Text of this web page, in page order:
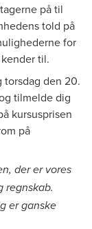
på til
told på
for
til.
torsdag den 20.
tilmelde dig
kursusprisen
på
der er vores
regnskab.
er ganske